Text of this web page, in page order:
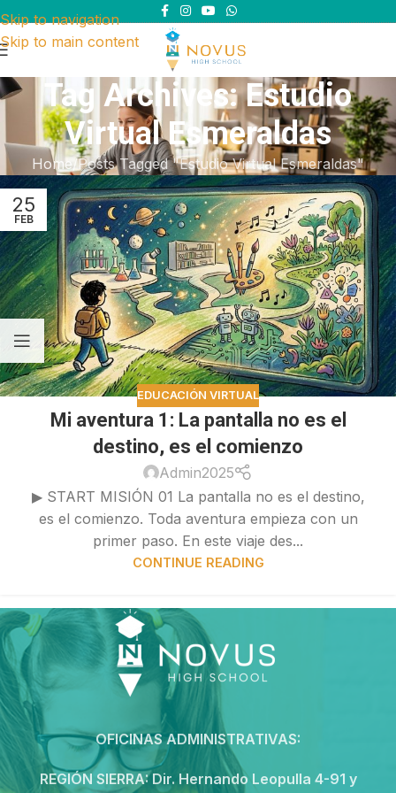
Skip to navigation
Skip to main content
Tag Archives: Estudio
Virtual Esmeraldas
Home Posts Tagged "Estudio Virtual Esmeraldas"
25
FEB
EDUCACIÓN VIRTUAL
Mi aventura 1: La pantalla no es el
destino, es el comienzo
Admin2025
▶ START MISIÓN 01 La pantalla no es el destino,
es el comienzo. Toda aventura empieza con un
primer paso. En este viaje des...
CONTINUE READING
OFICINAS ADMINISTRATIVAS:
REGIÓN SIERRA:Dir. Hernando Leopulla 4-91 y